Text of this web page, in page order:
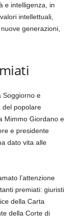
e intelligenza, in
intellettuali,
generazioni,
Soggiorno e
del popolare
Mimmo Giordano e
e presidente
dato vita alle
l’attenzione
premiati: giuristi
della Carta
della Corte di